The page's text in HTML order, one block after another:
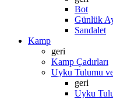
Bot
Günlük
Sandalet
Kamp
geri
Kamp Çadırları
Uyku Tulumu
geri
Uyku